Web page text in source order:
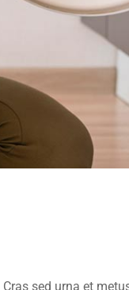
sed urna et